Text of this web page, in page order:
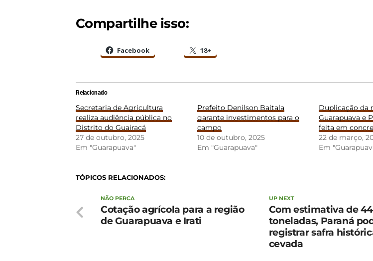
Compartilhe isso:
Facebook 18+
Relacionado
Secretaria de Agricultura
realiza audiência pública no
Distrito do Guairacá
27 de outubro, 2025
Em "Guarapuava"
Prefeito Denilson Baitala
garante investimentos para o
campo
10 de outubro, 2025
Em "Guarapuava"
Duplicação da
Guarapuava e
feita em
22 de março,
Em
TÓPICOS RELACIONADOS:
UP NEXT
Com estimativa de
toneladas, Paraná
registrar safra
cevada
NÃO PERCA
Cotação agrícola para a região
de Guarapuava e Irati